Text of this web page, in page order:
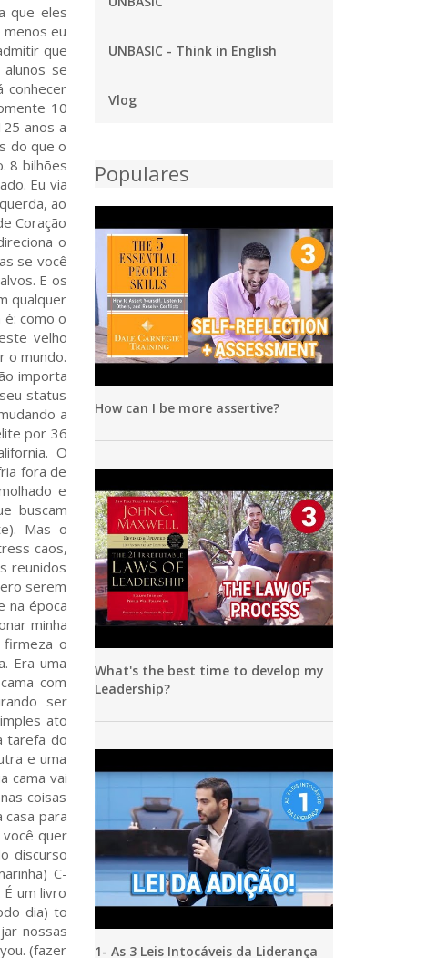
que eles
eu
que
se
conhecer
10
anos a
do que o
8 bilhões
Eu via
ao
Coração
o
se você
E os
qualquer
como o
velho
o mundo.
importa
status
a
por 36
O
fora de
e
buscam
Mas o
caos,
reunidos
serem
na época
minha
firmeza o
Era uma
com
ser
ato
tarefa do
e uma
cama vai
coisas
casa para
quer
discurso
C-
um livro
dia) to
nossas
(fazer
UNBASIC - Think in English
Vlog
Populares
How can I be more assertive?
What's the best time to develop my
Leadership?
1- As 3 Leis Intocáveis da Liderança